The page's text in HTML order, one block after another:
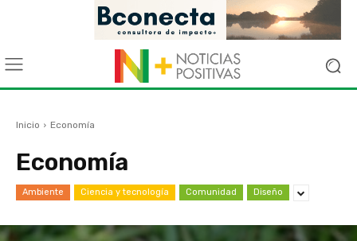
Inicio Economía
Economía
Ambiente Ciencia y tecnología Comunidad Diseño